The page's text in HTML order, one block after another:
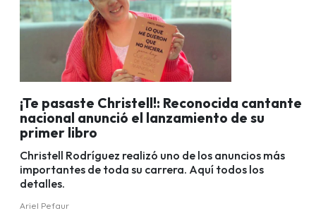
¡Te pasaste Christell!: Reconocida cantante
nacional anunció el lanzamiento de su
primer libro
Christell Rodríguez realizó uno de los anuncios más
importantes de toda su carrera. Aquí todos los
detalles.
Ariel Pefaur